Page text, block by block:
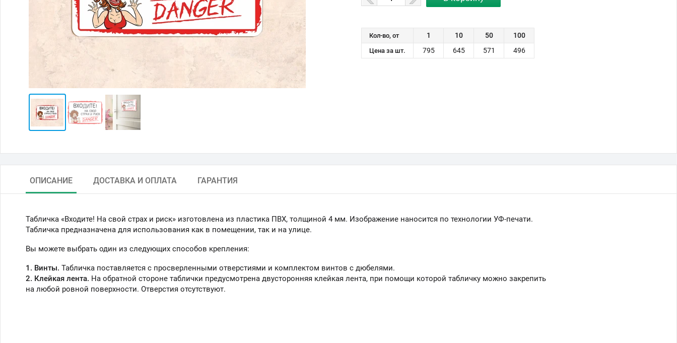
Кол-во, от 1 10 50 100
Цена за шт. 795 645 571 496
ОПИСАНИЕ ДОСТАВКА И ОПЛАТА ГАРАНТИЯ
Табличка «Входите! На свой страх и риск» изготовлена из пластика ПВХ, толщиной 4 мм. Изображение наносится по технологии УФ-печати.
Табличка предназначена для использования как в помещении, так и на улице.
Вы можете выбрать один из следующих способов крепления:
1. Винты. Табличка поставляется с просверленными отверстиями и комплектом винтов с дюбелями.
2. Клейкая лента. На обратной стороне таблички предусмотрена двусторонняя клейкая лента, при помощи которой табличку можно закрепить
на любой ровной поверхности. Отверстия отсутствуют.